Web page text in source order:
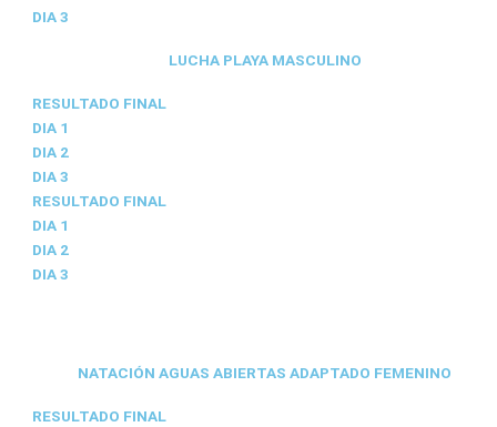
DIA 3
LUCHA PLAYA MASCULINO
RESULTADO FINAL
DIA 1
DIA 2
DIA 3
RESULTADO FINAL
DIA 1
DIA 2
DIA 3
NATACIÓN AGUAS ABIERTAS ADAPTADO FEMENINO
RESULTADO FINAL